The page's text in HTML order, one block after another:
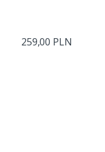
259,00 PLN